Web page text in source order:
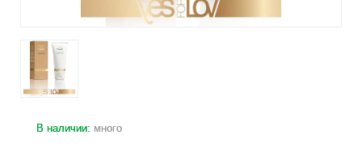
В наличии: много